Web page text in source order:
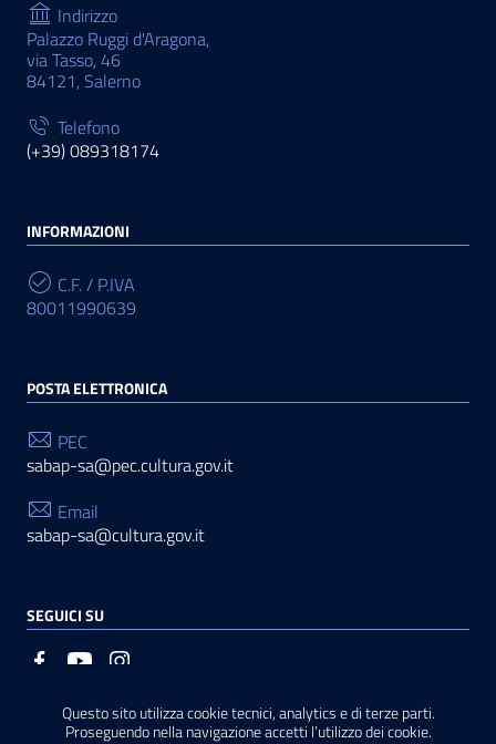
Questo sito utilizza cookie tecnici, analytics e di terze parti.
Proseguendo nella navigazione accetti l’utilizzo dei cookie.
Indirizzo
Palazzo Ruggi d'Aragona,
via Tasso, 46
84121, Salerno
Telefono
(+39) 089318174
INFORMAZIONI
C.F. / P.IVA
80011990639
POSTA ELETTRONICA
PEC
sabap-sa@pec.cultura.gov.it
Email
sabap-sa@cultura.gov.it
SEGUICI SU
Sezione Link Utili
Privacy | Cookie policy | Note legali | Contatti |Basato